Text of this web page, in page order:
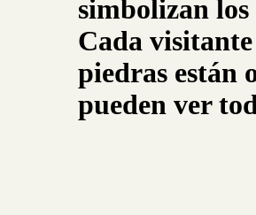
simbolizan
Cada visitante
piedras están
pueden ver